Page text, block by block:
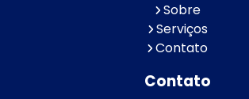
Sobre
Serviços
Contato
Contato